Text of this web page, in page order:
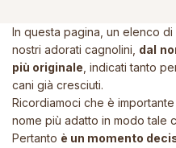
In questa pagina, un elenco di
nostri adorati cagnolini, dal
più originale , indicati tanto
cani già cresciuti.
Ricordiamoci che è
nome più adatto in modo tale
Pertanto è un momento